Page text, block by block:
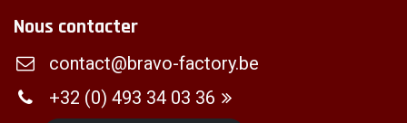
Nous contacter
contact@bravo-factory.be
+32 (0) 493 34 03 36